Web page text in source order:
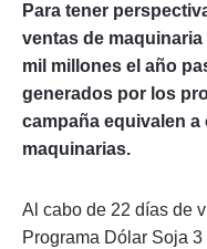
Para tener
ventas de
mil millones el año
generados por los
campaña equivalen a
maquinarias.
Al cabo de 22 días de
Programa Dólar Soja